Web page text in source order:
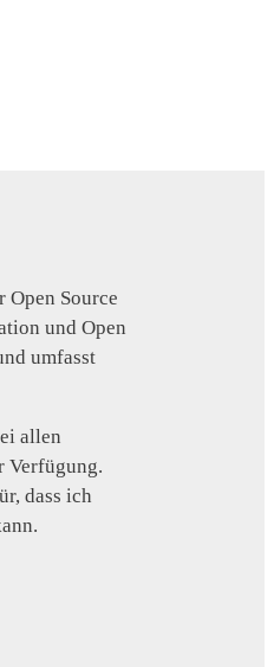
Source
und Open
umfasst
allen
Verfügung.
dass ich